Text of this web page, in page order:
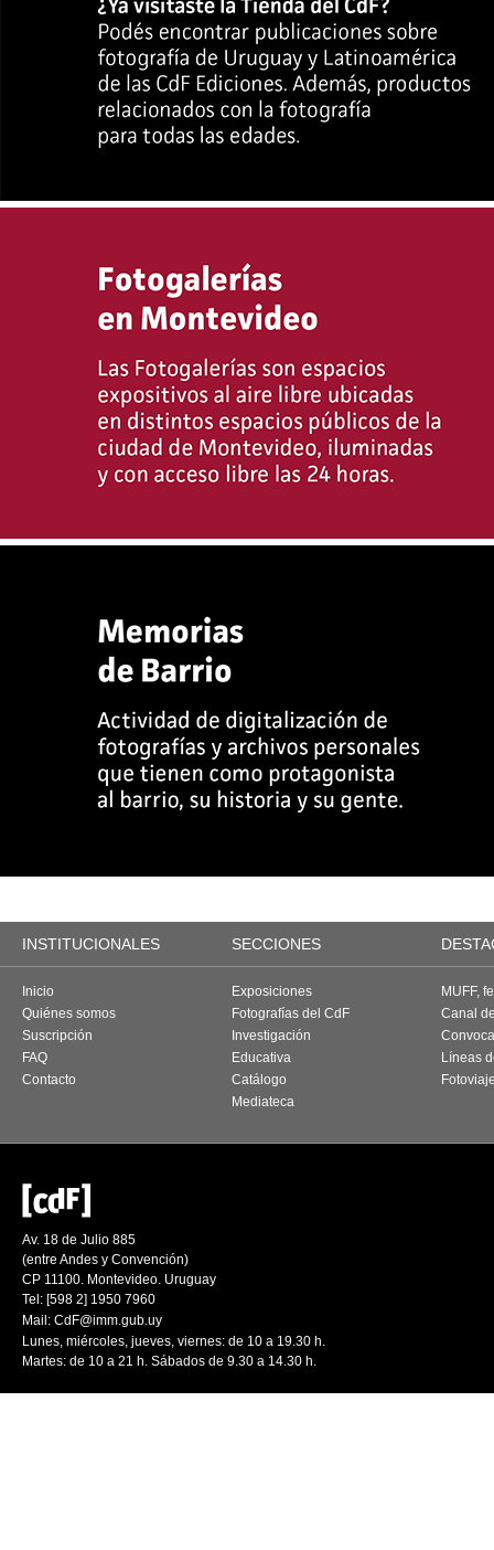
INSTITUCIONALES SECCIONES
Inicio
Quiénes somos
Suscripción
FAQ
Contacto
Exposiciones
Fotografías del CdF
Investigación
Educativa
Catálogo
Mediateca
MUFF,
Canal
Líneas
Av. 18 de Julio 885
(entre Andes y Convención)
CP 11100. Montevideo. Uruguay
Tel: [598 2] 1950 7960
Mail: CdF@imm.gub.uy
Lunes, miércoles, jueves, viernes: de 10 a 19.30 h.
Martes: de 10 a 21 h. Sábados de 9.30 a 14.30 h.